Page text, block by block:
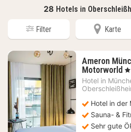
28 Hotels in
Filter Karte
Ameron
Motorworld 1
€
,
Hotel in
Hotel in der
Sauna- &
Sehr gute